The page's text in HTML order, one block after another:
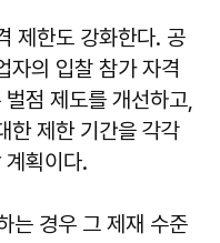
제한도 강화한다. 공
자의 입찰 참가 자격
점 제도를 개선하고,
한 제한 기간을 각각
획이다.
는 경우 그 제재 수준